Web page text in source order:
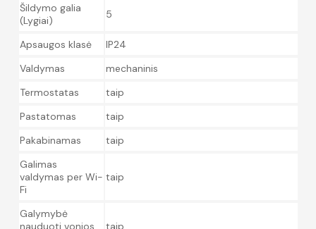
Šildymo galia
(Lygiai)
5
Apsaugos klasė
IP24
Valdymas
mechaninis
Termostatas
taip
Pastatomas
taip
Pakabinamas
taip
Galimas
valdymas per Wi-
Fi
taip
Galymybė
nauduoti vonios
taip